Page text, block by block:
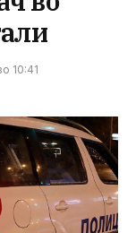
10:41